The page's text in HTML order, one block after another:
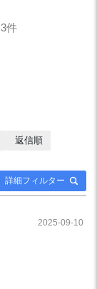
3件
詳細フィルター
返信順
2025-09-10